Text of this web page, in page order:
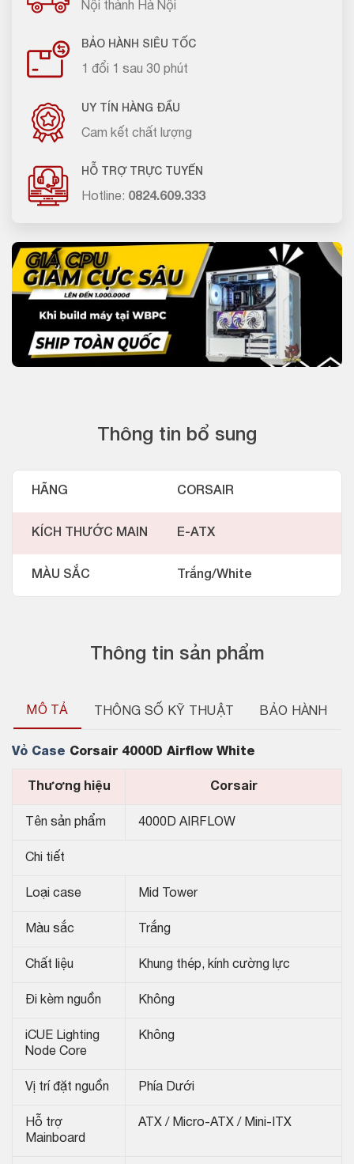
Nội thành Hà Nội
BẢO HÀNH SIÊU TỐC
1 đổi 1 sau 30 phút
UY TÍN HÀNG ĐẦU
Cam kết chất lượng
HỖ TRỢ TRỰC TUYẾN
Hotline: 0824.609.333
Thông tin sản phẩm
MÔ TẢ THÔNG SỐ KỸ THUẬT BẢO HÀNH
Vỏ Case Corsair 4000D Airflow White
Thương hiệu Corsair
Tên sản phẩm 4000D AIRFLOW
Chi tiết
Loại case Mid Tower
Màu sắc Trắng
Chất liệu Khung thép, kính cường lực
Đi kèm nguồn Không
iCUE Lighting
Node Core
Không
Vị trí đặt nguồn Phía Dưới
Hỗ trợ
Mainboard
ATX / Micro-ATX / Mini-ITX
Thông tin bổ sung
HÃNG CORSAIR
KÍCH THƯỚC MAIN E-ATX
MÀU SẮC Trắng/White